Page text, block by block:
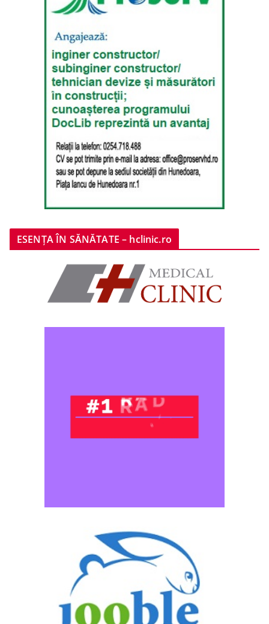
ESENȚA ÎN SĂNĂTATE – hclinic.ro